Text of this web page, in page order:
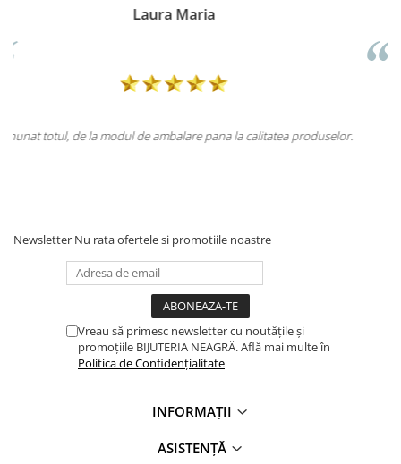
Doina Georgescu
Totul la superlativ! Produsul, fix descrierea, ambalaj, livrare.
Newsletter Nu rata ofertele si promotiile noastre
Vreau să primesc newsletter cu noutățile și
promoțiile BIJUTERIA NEAGRĂ. Află mai multe în
Politica de Confidențialitate
INFORMAȚII
ASISTENȚĂ